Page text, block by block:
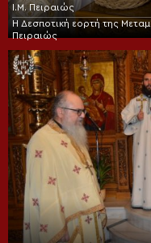
Ι.Μ. Πειραιώς
Η Δεσποτική εορτή της
Πειραιώς